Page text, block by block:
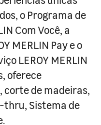
o Programa de
Com Você, a
MERLIN Pay e o
LEROY MERLIN
oferece
de madeiras,
thru, Sistema de